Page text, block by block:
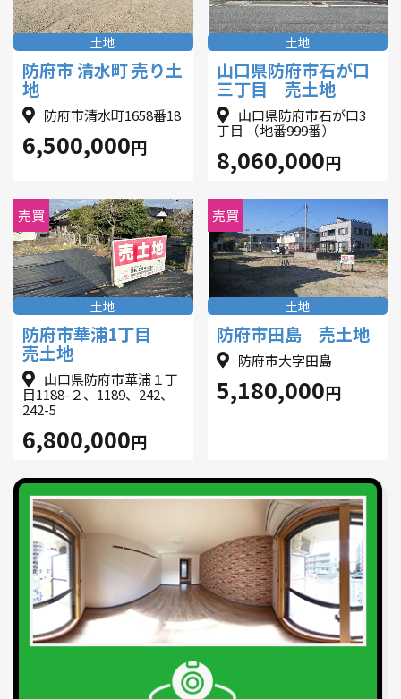
土地
防府市 清水町 売り土
地
防府市清水町1658番18
6,500,000円
土地
山口県防府市石が口
三丁目 売土地
山口県防府市石が口3
丁目 （地番999番）
8,060,000円
売買
土地
防府市華浦1丁目
売土地
山口県防府市華浦１丁
目1188-２、1189、242、
242-5
6,800,000円
売買
土地
防府市田島 売土地
防府市大字田島
5,180,000円